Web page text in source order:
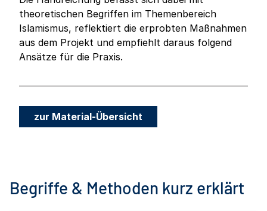
theoretischen Begriffen im Themenbereich
Islamismus, reflektiert die erprobten Maßnahmen
aus dem Projekt und empfiehlt daraus folgend
Ansätze für die Praxis.
zur Material-Übersicht
Begriffe & Methoden kurz erklärt